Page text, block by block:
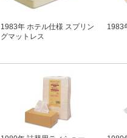
1983年 ホテル仕様 スプリン
グマットレス
1983